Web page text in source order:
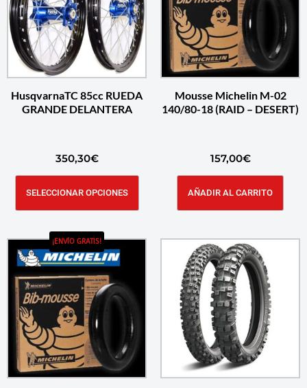
HusqvarnaTC 85cc RUEDA
GRANDE DELANTERA
350,30€
SELECCIONAR OPCIONES
Mousse Michelin M-02
140/80-18 (RAID – DESERT)
157,00€
AÑADIR AL CARRITO
¡ENVÍO GRATIS!